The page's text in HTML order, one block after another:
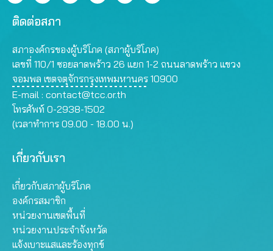
ติดต่อสภา
สภาองค์กรของผู้บริโภค (สภาผู้บริโภค)
เลขที่ 110/1 ซอยลาดพร้าว 26 แยก 1-2 ถนนลาดพร้าว แขวง
จอมพล เขตจตุจักรกรุงเทพมหานคร 10900
E-mail : contact@tcc.or.th
โทรศัพท์ 0-2938-1502
(เวลาทำการ 09.00 - 18.00 น.)
เกี่ยวกับเรา
เกี่ยวกับสภาผู้บริโภค
องค์กรสมาชิก
หน่วยงานเขตพื้นที่
หน่วยงานประจำจังหวัด
แจ้งเบาะแสและร้องทุกข์